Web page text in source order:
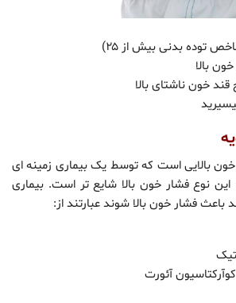
توده بدنی بیش از ۲۵)
بالا
بالایی است که توسط یک بیماری زمینه ای
نوع فشار خون بالا شایع تر است. بیماری
باعث فشار خون بالا شوند عبارتند از:
آئورت